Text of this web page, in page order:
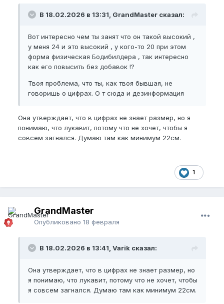
В 18.02.2026 в 13:31, GrandMaster сказал:
Вот интересно чем ты занят что он такой высокий ,
у меня 24 и это высокий , у кого-то 20 при этом
форма физическая Бодибилдера , так интересно
как его повысить без добавок !?
Твоя проблема, что ты, как твоя бывшая, не
говоришь о цифрах. О т сюда и дезинформация
Она утверждает, что в цифрах не знает размер, но я
понимаю, что лукавит, потому что не хочет, чтобы я
совсем загнался. Думаю там как минимум 22см.
1
GrandMaster
Опубликовано 18 февраля
В 18.02.2026 в 13:41, Varik сказал:
Она утверждает, что в цифрах не знает размер, но
я понимаю, что лукавит, потому что не хочет, чтобы
я совсем загнался. Думаю там как минимум 22см.